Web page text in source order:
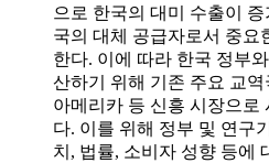
으로 한국의 대미 수출이
국의 대체 공급자로서 중요
한다. 이에 따라 한국 정부
산하기 위해 기존 주요 교
아메리카 등 신흥 시장으로
다. 이를 위해 정부 및 연구
치, 법률, 소비자 성향 등에